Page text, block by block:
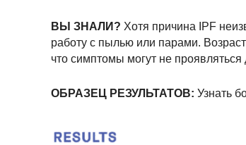
ВЫ ЗНАЛИ? Хотя причина IPF
работу с пылью или парами.
что симптомы могут не
ОБРАЗЕЦ РЕЗУЛЬТАТОВ: Узнать